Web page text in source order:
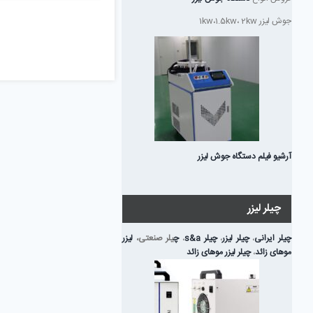
جوش لیزر 1kw،1.5kw، 2kw
آرشیو فیلم دستگاه جوش لیزر
چیلر لیزر
چیلر ایرانی،چیلر لیزر،چیلر s&a ،چیلر صنعتی، لیزر
موهای زائد،چیلر لیزر موهای زائد